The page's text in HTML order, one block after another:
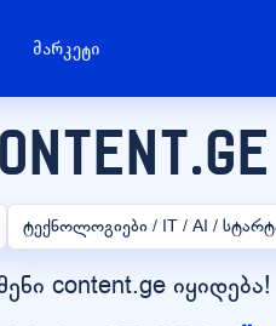
მარკეტი
ტექნოლოგიები / IT / AI /
content.ge იყიდება!